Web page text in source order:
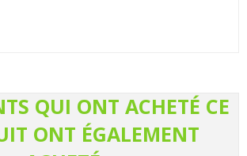
QUI ONT ACHETÉ CE
ONT ÉGALEMENT